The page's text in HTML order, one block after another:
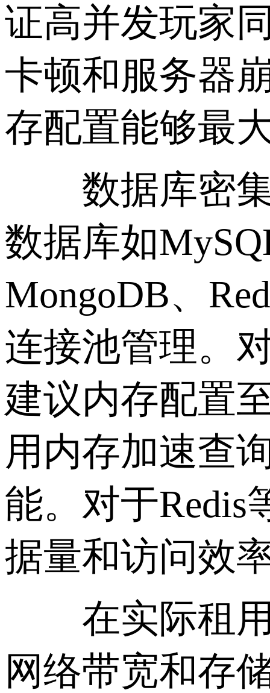
证高并发玩家
卡顿和服务器
存配置能够最
数据库密集
数据库如
MongoDB、
连接池管理。
建议内存配置
用内存加速查
能。对于Redis
据量和访问效
在实际租用
网络带宽和存